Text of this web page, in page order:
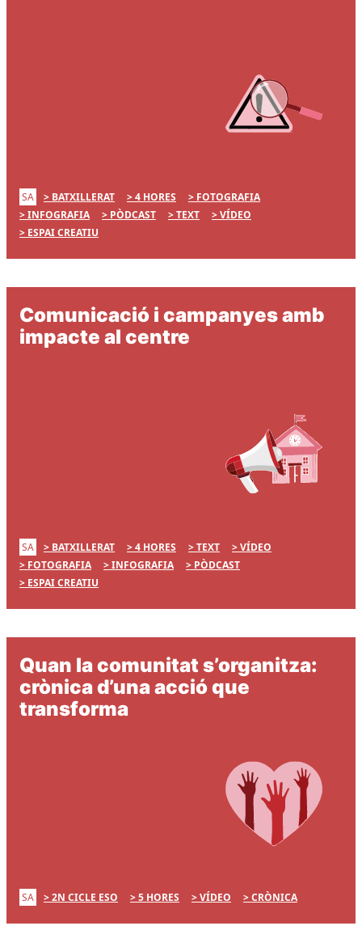
SA BATXILLERAT 4 HORES
FOTOGRAFIA
INFOGRAFIA
PÒDCAST TEXT
VÍDEO
ESPAI CREATIU
Comunicació i campanyes amb
impacte al centre
SA BATXILLERAT 4 HORES TEXT
VÍDEO
FOTOGRAFIA
INFOGRAFIA
PÒDCAST
ESPAI CREATIU
Quan la comunitat s’organitza:
crònica d’una acció que
transforma
SA 2N CICLE ESO 5 HORES VÍDEO CRÒNICA